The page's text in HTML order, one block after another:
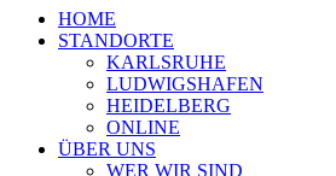
Menü
schließen
HOME
STANDORTE
KARLSRUHE
LUDWIGSHAFEN
HEIDELBERG
ONLINE
ÜBER UNS
WER WIR SIND